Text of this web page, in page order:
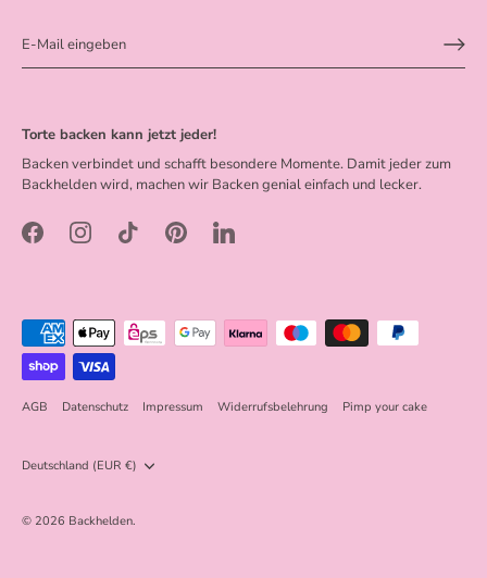
Torte backen kann jetzt jeder!
Backen verbindet und schafft besondere Momente. Damit jeder zum
Backhelden wird, machen wir Backen genial einfach und lecker.
AGB Datenschutz Impressum Widerrufsbelehrung Pimp your cake
Währung
Deutschland (EUR €)
© 2026 Backhelden.